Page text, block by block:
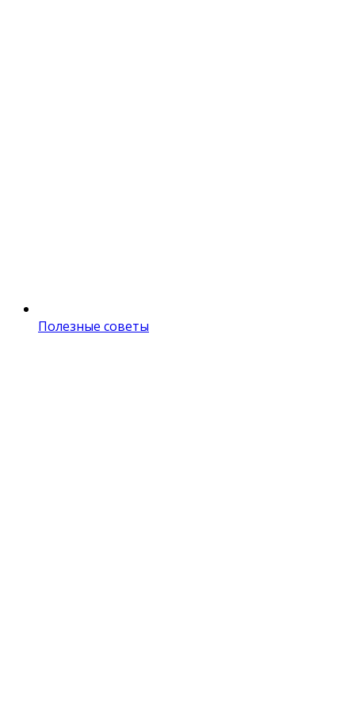
Полезные советы